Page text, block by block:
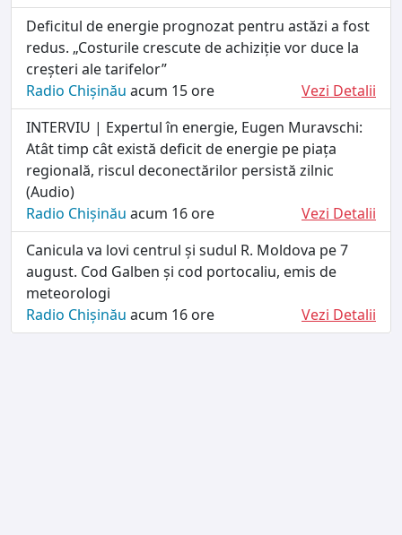
Deficitul de energie prognozat pentru astăzi a fost
redus. „Costurile crescute de achiziție vor duce la
creșteri ale tarifelor”
Radio Chișinău acum 15 ore
Vezi Detalii
INTERVIU | Expertul în energie, Eugen Muravschi:
Atât timp cât există deficit de energie pe piața
regională, riscul deconectărilor persistă zilnic
(Audio)
Radio Chișinău acum 16 ore
Vezi Detalii
Canicula va lovi centrul și sudul R. Moldova pe 7
august. Cod Galben și cod portocaliu, emis de
meteorologi
Radio Chișinău acum 16 ore Vezi Detalii